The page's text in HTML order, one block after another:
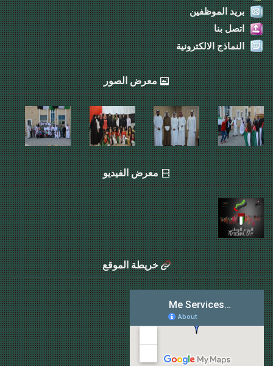
بريد الموظفين
اتصل بنا
النماذج الالكترونية
معرض الصور
معرض الفيديو
خريطة الموقع